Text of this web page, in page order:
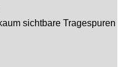
sichtbare Tragespuren